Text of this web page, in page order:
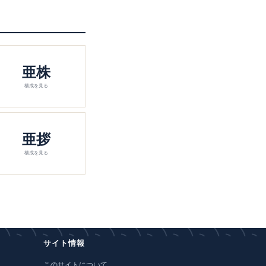
亜株
構成を見る
亜拶
構成を見る
サイト情報